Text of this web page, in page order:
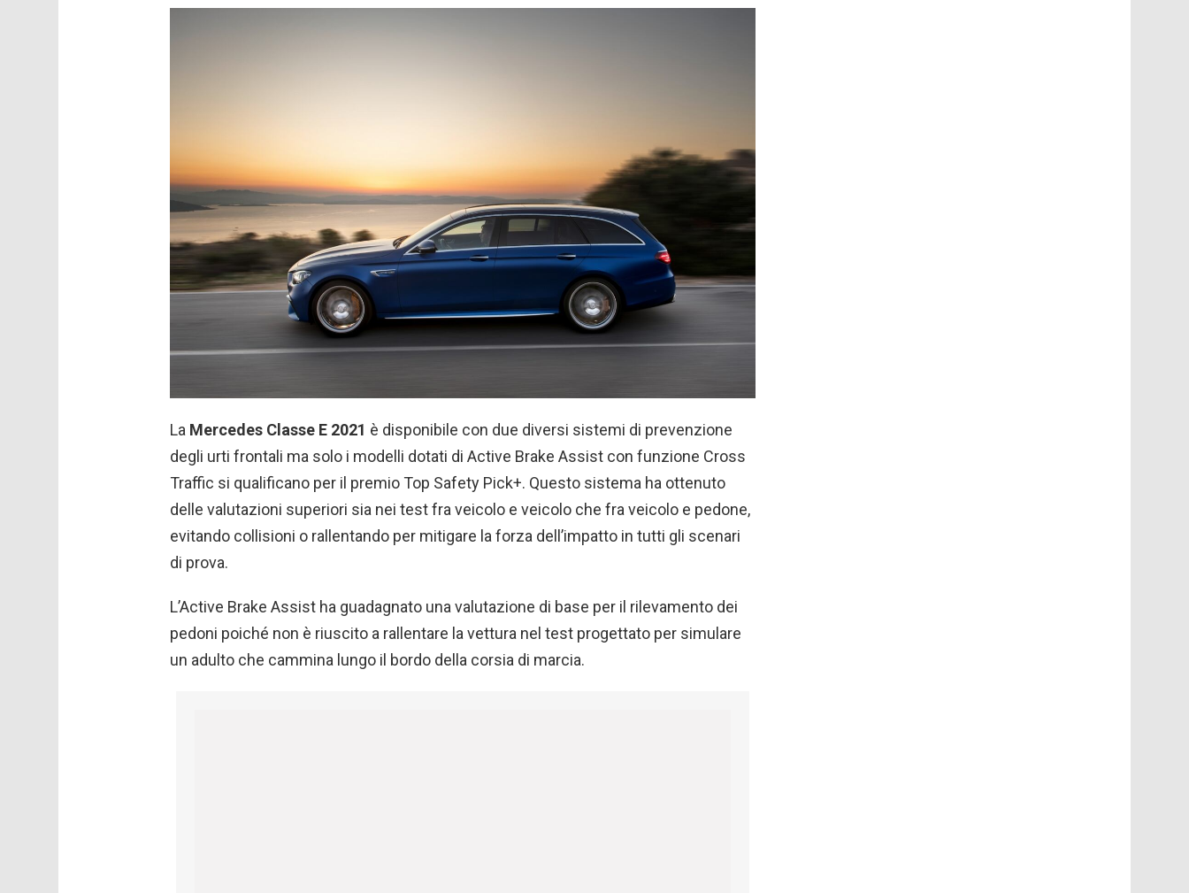
La Mercedes Classe E 2021 è disponibile con due diversi sistemi di prevenzione
degli urti frontali ma solo i modelli dotati di Active Brake Assist con funzione Cross
Traffic si qualificano per il premio Top Safety Pick+. Questo sistema ha ottenuto
delle valutazioni superiori sia nei test fra veicolo e veicolo che fra veicolo e pedone,
evitando collisioni o rallentando per mitigare la forza dell’impatto in tutti gli scenari
di prova.
L’Active Brake Assist ha guadagnato una valutazione di base per il rilevamento dei
pedoni poiché non è riuscito a rallentare la vettura nel test progettato per simulare
un adulto che cammina lungo il bordo della corsia di marcia.